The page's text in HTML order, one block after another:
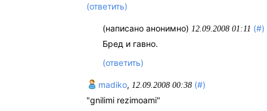
(ответить)
(написано анонимно) 12.09.2008 01:11 (#)
Бред и гавно.
(ответить)
madiko, 12.09.2008 00:38 (#)
"gnilimi rezimoami"